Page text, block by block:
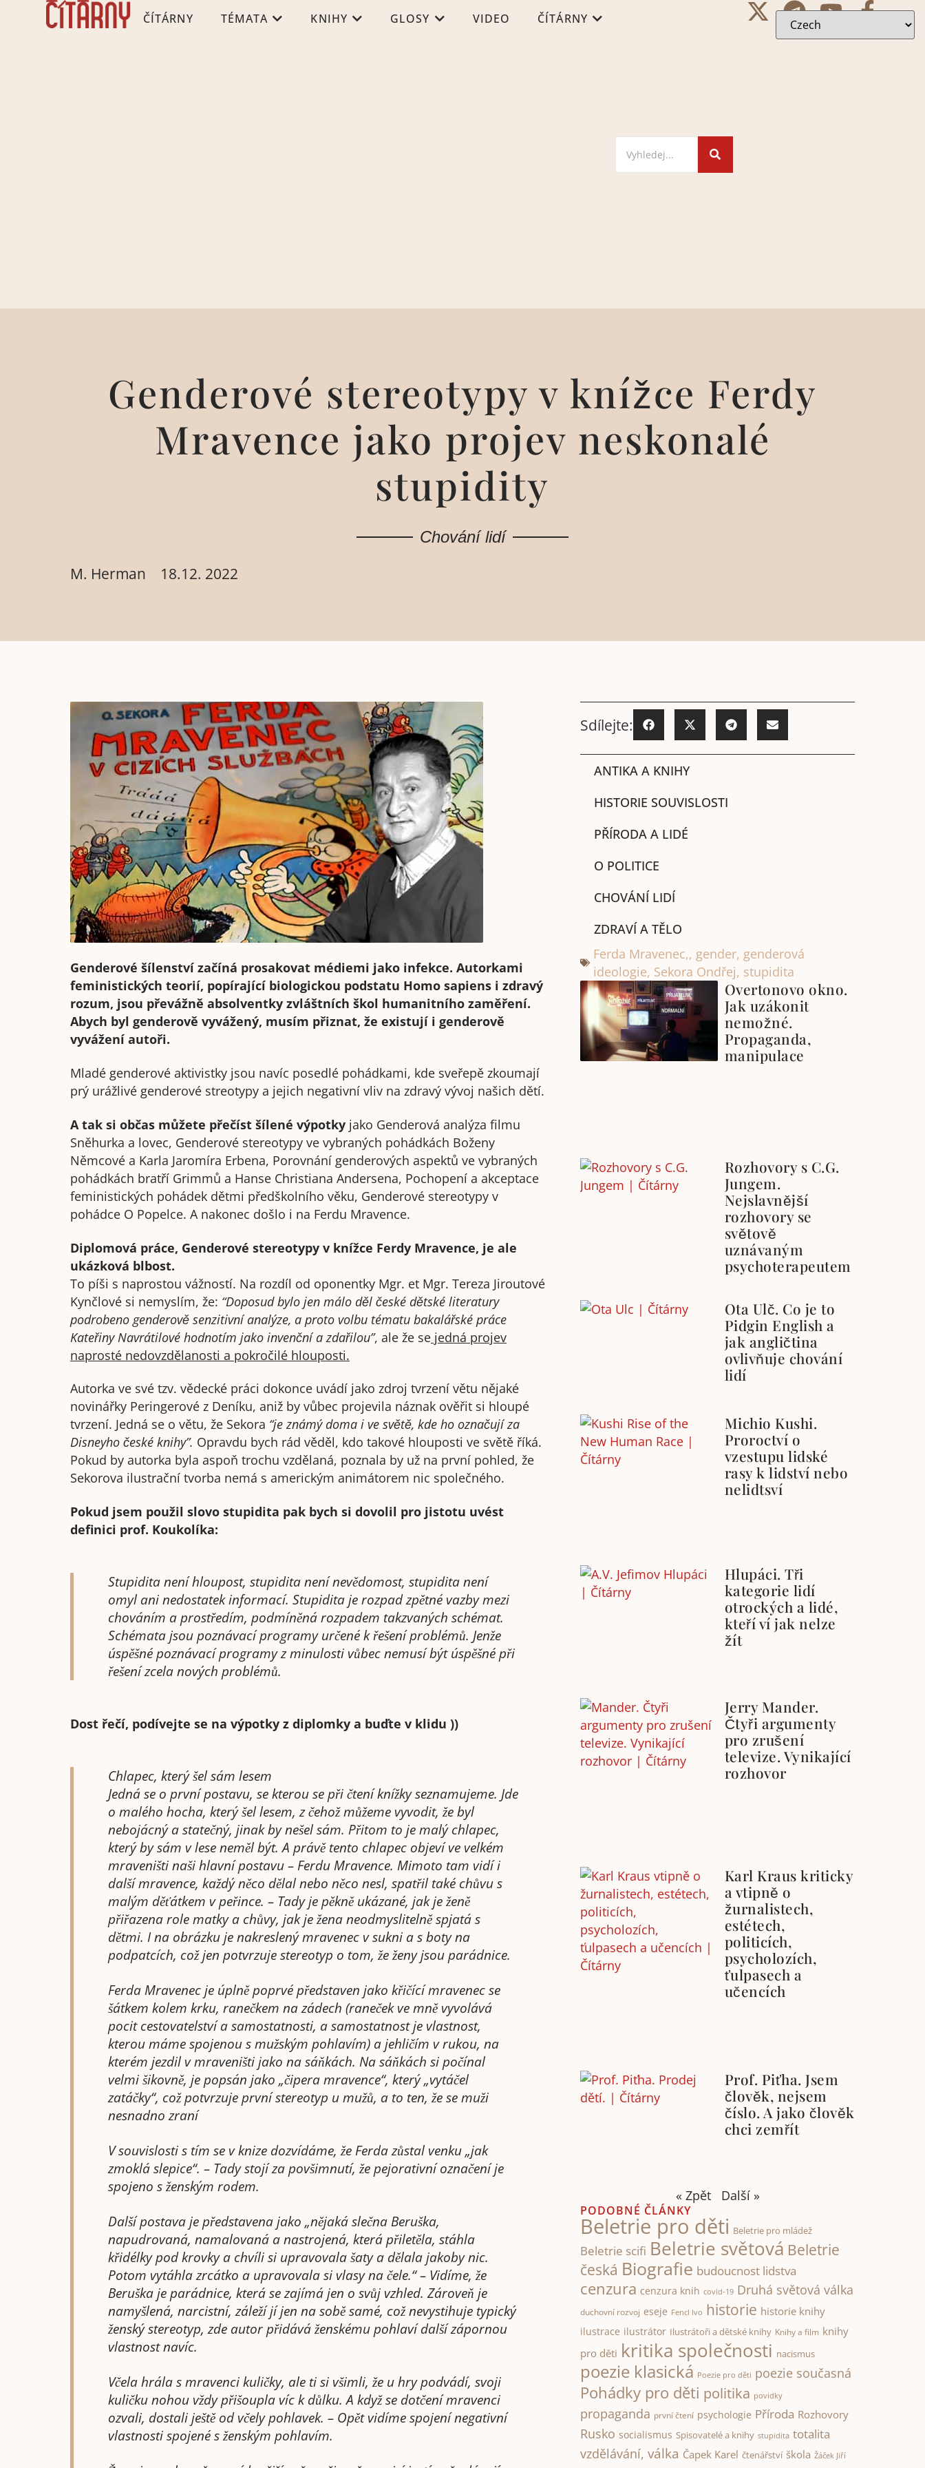
ČÍTÁRNY TÉMATA KNIHY GLOSY VIDEO ČÍTÁRNY
Genderové stereotypy v knížce Ferdy
Mravence jako projev neskonalé
stupidity
Chování lidí
M. Herman 18.12. 2022
Genderové šílenství začíná prosakovat médiemi jako infekce. Autorkami
feministických teorií, popírající biologickou podstatu Homo sapiens i zdravý
rozum, jsou převážně absolventky zvláštních škol humanitního zaměření.
Abych byl genderově vyvážený, musím přiznat, že existují i genderově
vyvážení autoři.
Mladé genderové aktivistky jsou navíc posedlé pohádkami, kde sveřepě zkoumají
prý urážlivé genderové streotypy a jejich negativní vliv na zdravý vývoj našich dětí.
A tak si občas můžete přečíst šílené výpotky jako Genderová analýza filmu
Sněhurka a lovec, Genderové stereotypy ve vybraných pohádkách Boženy
Němcové a Karla Jaromíra Erbena, Porovnání genderových aspektů ve vybraných
pohádkách bratří Grimmů a Hanse Christiana Andersena, Pochopení a akceptace
feministických pohádek dětmi předškolního věku, Genderové stereotypy v
pohádce O Popelce. A nakonec došlo i na Ferdu Mravence.
Diplomová práce, Genderové stereotypy v knížce Ferdy Mravence, je ale
ukázková blbost.
To píši s naprostou vážností. Na rozdíl od oponentky Mgr. et Mgr. Tereza Jiroutové
Kynčlové si nemyslím, že: “Doposud bylo jen málo děl české dětské literatury
podrobeno genderově senzitivní analýze, a proto volbu tématu bakalářské práce
Kateřiny Navrátilové hodnotím jako invenční a zdařilou”, ale že se jedná projev
naprosté nedovzdělanosti a pokročilé hlouposti.
Autorka ve své tzv. vědecké práci dokonce uvádí jako zdroj tvrzení větu nějaké
novinářky Peringerové z Deníku, aniž by vůbec projevila náznak ověřit si hloupé
tvrzení. Jedná se o větu, že Sekora “je známý doma i ve světě, kde ho označují za
Disneyho české knihy”. Opravdu bych rád věděl, kdo takové hlouposti ve světě říká.
Pokud by autorka byla aspoň trochu vzdělaná, poznala by už na první pohled, že
Sekorova ilustrační tvorba nemá s americkým animátorem nic společného.
Pokud jsem použil slovo stupidita pak bych si dovolil pro jistotu uvést
definici prof. Koukolíka:
Stupidita není hloupost, stupidita není nevědomost, stupidita není
omyl ani nedostatek informací. Stupidita je rozpad zpětné vazby mezi
chováním a prostředím, podmíněná rozpadem takzvaných schémat.
Schémata jsou poznávací programy určené k řešení problémů. Jenže
úspěšné poznávací programy z minulosti vůbec nemusí být úspěšné při
řešení zcela nových problémů.
Dost řečí, podívejte se na výpotky z diplomky a buďte v klidu ))
Chlapec, který šel sám lesem
Jedná se o první postavu, se kterou se při čtení knížky seznamujeme. Jde
o malého hocha, který šel lesem, z čehož můžeme vyvodit, že byl
nebojácný a statečný, jinak by nešel sám. Přitom to je malý chlapec,
který by sám v lese neměl být. A právě tento chlapec objeví ve velkém
mraveništi naši hlavní postavu – Ferdu Mravence. Mimoto tam vidí i
další mravence, každý něco dělal nebo něco nesl, spatřil také chůvu s
malým děťátkem v peřince. – Tady je pěkně ukázané, jak je ženě
přiřazena role matky a chůvy, jak je žena neodmyslitelně spjatá s
dětmi. I na obrázku je nakreslený mravenec v sukni a s boty na
podpatcích, což jen potvrzuje stereotyp o tom, že ženy jsou parádnice.
Ferda Mravenec je úplně poprvé představen jako křičící mravenec se
šátkem kolem krku, ranečkem na zádech (raneček ve mně vyvolává
pocit cestovatelství a samostatnosti, a samostatnost je vlastnost,
kterou máme spojenou s mužským pohlavím) a jehličím v rukou, na
kterém jezdil v mraveništi jako na sáňkách. Na sáňkách si počínal
velmi šikovně, je popsán jako „čipera mravence“, který „vytáčel
zatáčky“, což potvrzuje první stereotyp u mužů, a to ten, že se muži
nesnadno zraní
V souvislosti s tím se v knize dozvídáme, že Ferda zůstal venku „jak
zmoklá slepice“. – Tady stojí za povšimnutí, že pejorativní označení je
spojeno s ženským rodem.
Další postava je představena jako „nějaká slečna Beruška,
napudrovaná, namalovaná a nastrojená, která přiletěla, stáhla
křidélky pod krovky a chvíli si upravovala šaty a dělala jakoby nic.
Potom vytáhla zrcátko a upravovala si vlasy na čele.“ – Vidíme, že
Beruška je parádnice, která se zajímá jen o svůj vzhled. Zároveň je
namyšlená, narcistní, záleží jí jen na sobě samé, což nevystihuje typický
ženský stereotyp, zde autor přidává ženskému pohlaví další zápornou
vlastnost navíc.
Včela hrála s mravenci kuličky, ale ti si všimli, že u hry podvádí, svoji
kuličku nohou vždy přišoupla víc k důlku. A když se dotčení mravenci
ozvali, dostali ještě od včely pohlavek. – Opět vidíme spojení negativní
vlastnosti spojené s ženským pohlavím.
Sdílejte:
ANTIKA A KNIHY
HISTORIE SOUVISLOSTI
PŘÍRODA A LIDÉ
O POLITICE
CHOVÁNÍ LIDÍ
ZDRAVÍ A TĚLO
Ferda Mravenec,, gender, genderová
ideologie, Sekora Ondřej, stupidita
Overtonovo okno.
Jak uzákonit
nemožné.
Propaganda,
manipulace
Rozhovory s C.G.
Jungem.
Nejslavnější
rozhovory se
světově
uznávaným
psychoterapeutem
Ota Ulč. Co je to
Pidgin English a
jak angličtina
ovlivňuje chování
lidí
Michio Kushi.
Proroctví o
vzestupu lidské
rasy k lidství nebo
nelidtsví
Hlupáci. Tři
kategorie lidí
otrockých a lidé,
kteří ví jak nelze
žít
Jerry Mander.
Čtyři argumenty
pro zrušení
televize. Vynikající
rozhovor
Karl Kraus kriticky
a vtipně o
žurnalistech,
estétech,
politicích,
psycholozích,
ťulpasech a
učencích
Prof. Piťha. Jsem
člověk, nejsem
číslo. A jako člověk
chci zemřít
« Zpět Další »
PODOBNÉ ČLÁNKY
Beletrie pro děti Beletrie pro mládež
Beletrie scifi Beletrie světová Beletrie
česká Biografie budoucnost lidstva
cenzura cenzura knih covid-19 Druhá světová válka
duchovní rozvoj eseje Fencl Ivo historie historie knihy
ilustrace ilustrátor Ilustrátoři a dětské knihy Knihy a film knihy
pro děti kritika společnosti nacismus
poezie klasická Poezie pro děti poezie současná
Pohádky pro děti politika povidky
propaganda první čtení psychologie Příroda Rozhovory
Rusko socialismus Spisovatelé a knihy stupidita totalita
vzdělávání, válka Čapek Karel čtenářství škola Žáček Jiří